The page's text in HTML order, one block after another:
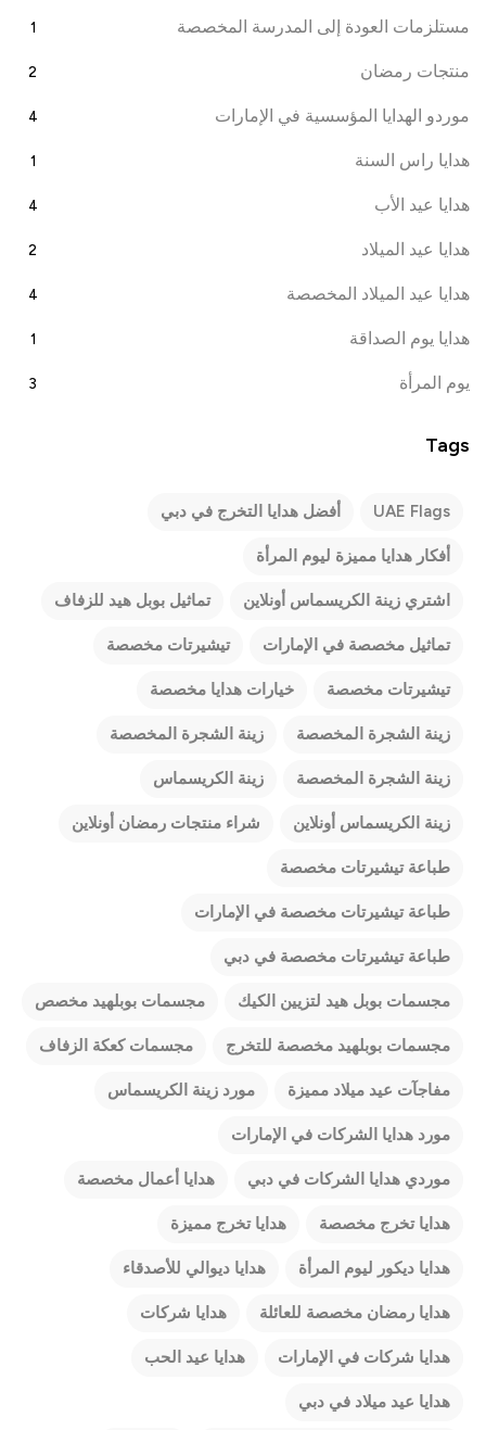
مستلزمات العودة إلى المدرسة المخصصة 1
منتجات رمضان 2
موردو الهدايا المؤسسية في الإمارات 4
هدايا راس السنة 1
هدايا عيد الأب 4
هدايا عيد الميلاد 2
هدايا عيد الميلاد المخصصة 4
هدايا يوم الصداقة 1
يوم المرأة 3
Tags
UAE Flags أفضل هدايا التخرج في دبي
أفكار هدايا مميزة ليوم المرأة
اشتري زينة الكريسماس أونلاين تماثيل بوبل هيد للزفاف
تماثيل مخصصة في الإمارات تيشيرتات مخصصة
تيشيرتات مخصصة خيارات هدايا مخصصة
زينة الشجرة المخصصة زينة الشجرة المخصصة
زينة الشجرة المخصصة زينة الكريسماس
زينة الكريسماس أونلاين شراء منتجات رمضان أونلاين
طباعة تيشيرتات مخصصة
طباعة تيشيرتات مخصصة في الإمارات
طباعة تيشيرتات مخصصة في دبي
مجسمات بوبل هيد لتزيين الكيك مجسمات بوبلهيد مخصص
مجسمات بوبلهيد مخصصة للتخرج مجسمات كعكة الزفاف
مفاجآت عيد ميلاد مميزة مورد زينة الكريسماس
مورد هدايا الشركات في الإمارات
موردي هدايا الشركات في دبي هدايا أعمال مخصصة
هدايا تخرج مخصصة هدايا تخرج مميزة
هدايا ديكور ليوم المرأة هدايا ديوالي للأصدقاء
هدايا رمضان مخصصة للعائلة هدايا شركات
هدايا شركات في الإمارات هدايا عيد الحب
هدايا عيد ميلاد في دبي